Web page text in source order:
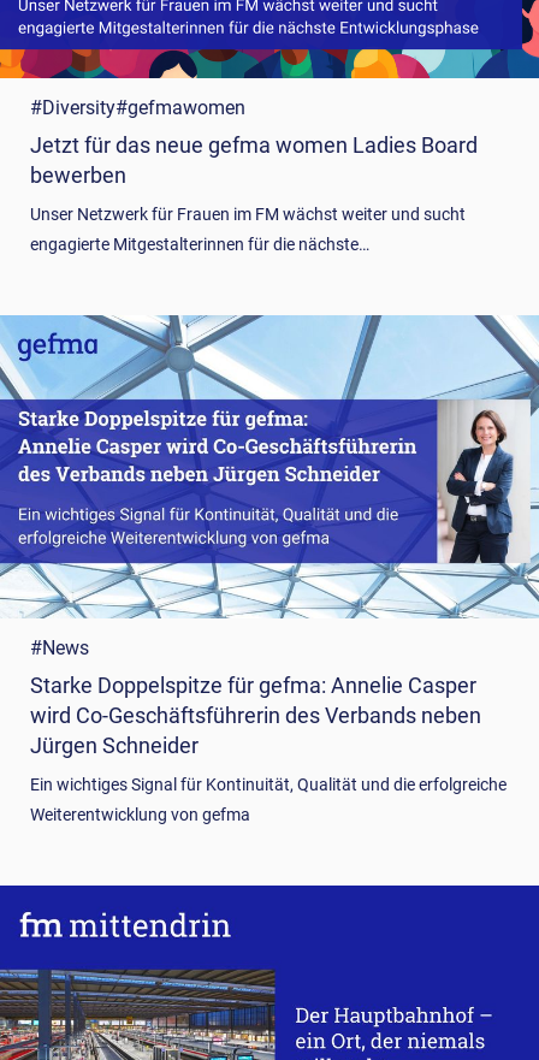
#Diversity#gefmawomen
Jetzt für das neue gefma women Ladies Board
bewerben
Unser Netzwerk für Frauen im FM wächst weiter und sucht
engagierte Mitgestalterinnen für die nächste…
#News
Starke Doppelspitze für gefma: Annelie Casper
wird Co-Geschäftsführerin des Verbands neben
Jürgen Schneider
Ein wichtiges Signal für Kontinuität, Qualität und die erfolgreiche
Weiterentwicklung von gefma